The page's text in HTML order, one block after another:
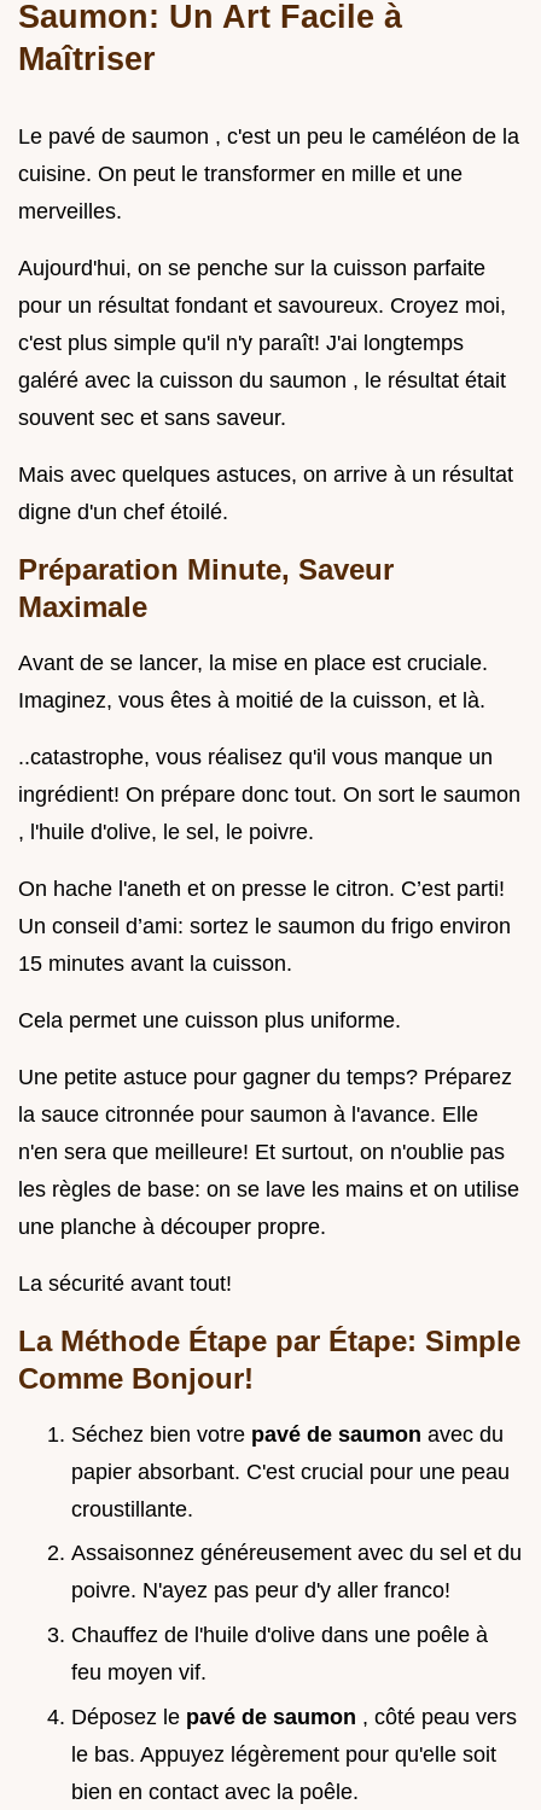
Saumon: Un Art Facile à
Maîtriser
Le pavé de saumon , c'est un peu le caméléon de la
cuisine. On peut le transformer en mille et une
merveilles.
Aujourd'hui, on se penche sur la cuisson parfaite
pour un résultat fondant et savoureux. Croyez moi,
c'est plus simple qu'il n'y paraît! J'ai longtemps
galéré avec la cuisson du saumon , le résultat était
souvent sec et sans saveur.
Mais avec quelques astuces, on arrive à un résultat
digne d'un chef étoilé.
Préparation Minute, Saveur
Maximale
Avant de se lancer, la mise en place est cruciale.
Imaginez, vous êtes à moitié de la cuisson, et là.
..catastrophe, vous réalisez qu'il vous manque un
ingrédient! On prépare donc tout. On sort le saumon
, l'huile d'olive, le sel, le poivre.
On hache l'aneth et on presse le citron. C’est parti!
Un conseil d’ami: sortez le saumon du frigo environ
15 minutes avant la cuisson.
Cela permet une cuisson plus uniforme.
Une petite astuce pour gagner du temps? Préparez
la sauce citronnée pour saumon à l'avance. Elle
n'en sera que meilleure! Et surtout, on n'oublie pas
les règles de base: on se lave les mains et on utilise
une planche à découper propre.
La sécurité avant tout!
La Méthode Étape par Étape: Simple
Comme Bonjour!
Séchez bien votre pavé de saumon avec du
papier absorbant. C'est crucial pour une peau
croustillante.
Assaisonnez généreusement avec du sel et du
poivre. N'ayez pas peur d'y aller franco!
Chauffez de l'huile d'olive dans une poêle à
feu moyen vif.
Déposez le pavé de saumon , côté peau vers
le bas. Appuyez légèrement pour qu'elle soit
bien en contact avec la poêle.